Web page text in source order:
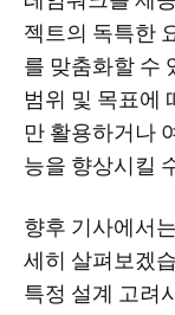
젝트의 독특한
를 맞춤화할 수
범위 및 목표에
만 활용하거나
능을 향상시킬
향후 기사에서
세히 살펴보겠
특정 설계 고려